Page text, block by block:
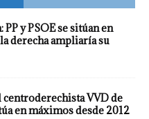
y PSOE se sitúan en
derecha ampliaría su
centroderechista VVD de
en máximos desde 2012